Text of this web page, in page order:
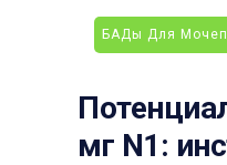
БАДы Для
мг N1: